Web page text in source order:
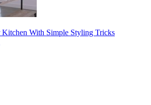
With Simple Styling Tricks